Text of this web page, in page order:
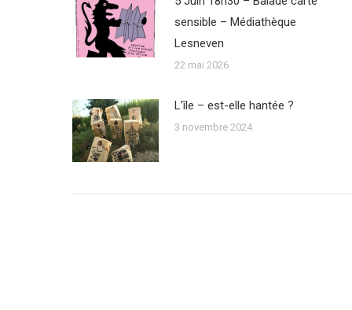
sensible – Médiathèque
Lesneven
22 mai 2026
L’île – est-elle hantée ?
3 novembre 2024